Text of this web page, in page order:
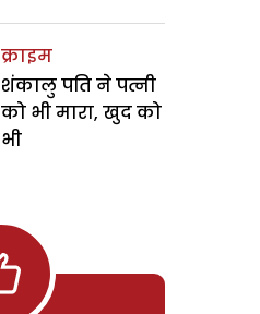
क्राइम
शंकालु पति ने पत्नी
को भी मारा, खुद को
भी